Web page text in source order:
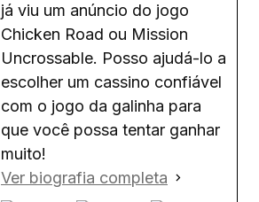
já viu um anúncio do jogo
Chicken Road ou Mission
Uncrossable. Posso ajudá-lo a
escolher um cassino confiável
com o jogo da galinha para
que você possa tentar ganhar
muito!
Ver biografia completa